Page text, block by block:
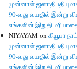
முன்னாள்
90-வது வயதில் இன்று
எங்களின் இறுதி
NIYAYAM onகியூபா
முன்னாள்
90-வது வயதில் இன்று
எங்களின் இறுதி